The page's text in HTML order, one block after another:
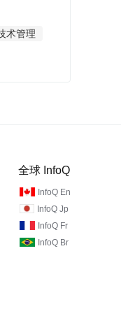
术管理
全球 InfoQ
InfoQ En
InfoQ Jp
InfoQ Fr
InfoQ Br